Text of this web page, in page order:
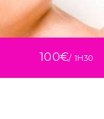
100€/ 1H30